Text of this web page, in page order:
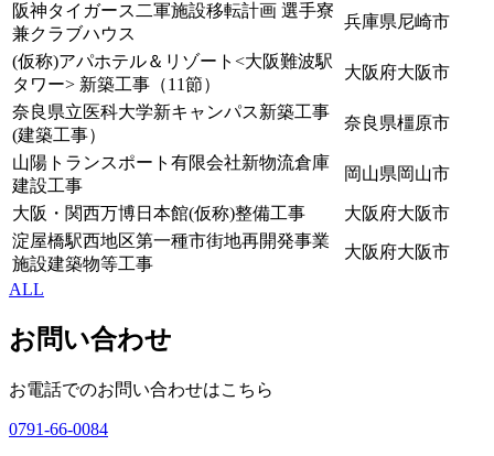
阪神タイガース二軍施設移転計画 選手寮
兼クラブハウス
兵庫県尼崎市
(仮称)アパホテル＆リゾート<大阪難波駅
タワー> 新築工事（11節）
大阪府大阪市
奈良県立医科大学新キャンパス新築工事
(建築工事）
奈良県橿原市
山陽トランスポート有限会社新物流倉庫
建設工事
岡山県岡山市
大阪・関西万博日本館(仮称)整備工事
大阪府大阪市
淀屋橋駅西地区第一種市街地再開発事業
施設建築物等工事
大阪府大阪市
ALL
お問い合わせ
お電話でのお問い合わせはこちら
0791-66-0084